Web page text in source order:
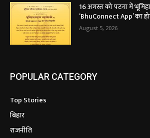
16 अगस्त को पटना में
‘BhuConnect App’ का
August 5, 2026
POPULAR CATEGORY
Top Stories
बिहार
राजनीति